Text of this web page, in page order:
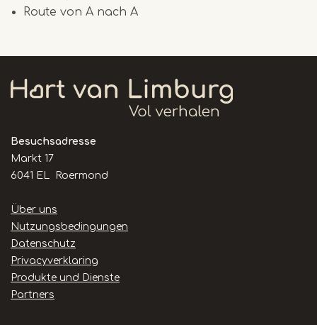
Route von A nach A
Besuchsadresse
Markt 17
6041 EL Roermond
Handige
links
Über uns
Nutzungsbedingungen
Datenschutz
Privacyverklaring
Produkte und Dienste
Partners